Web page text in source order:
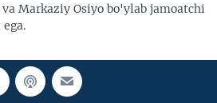
Markaziy Osiyo bo'ylab jamoatchi